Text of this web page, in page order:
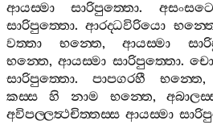
ආයස‍්මා
සාරිපුත‍්තො.
සාරිපුත‍්තො.ආරද‍්ධවිරියො
වත‍්තා
භන‍්තෙ, ආයස‍්මා
භන‍්තෙ,ආයස‍්මා සාරිපුත‍්තො.
සාරිපුත‍්තො. පාපගරහී භන‍්තෙ
කස‍්ස
හි නාම භන‍්තෙ,
අවිපල‍්ලත්‍ථචිත‍්තස‍්ස ආයස‍්මා